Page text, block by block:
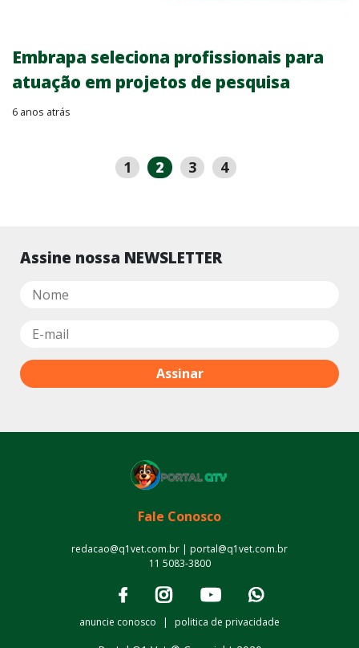
Embrapa seleciona profissionais para
atuação em projetos de pesquisa
6 anos atrás
1 2 3 4
Assine nossa NEWSLETTER
Fale Conosco
redacao@q1vet.com.br | portal@q1vet.com.br
11 5083-3800
anuncie conosco | politica de privacidade